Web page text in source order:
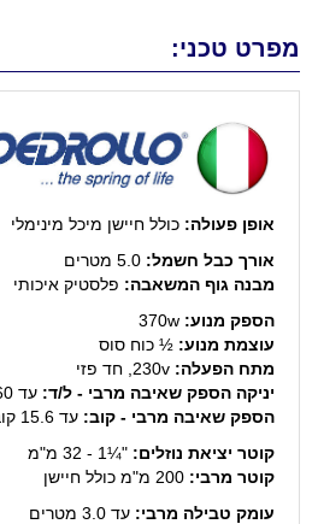
מפרט טכני:
אופן פעולה: כולל חיישן מיכל מינימלי
אורך כבל חשמל:
מבנה גוף המשאבה: פלסטיק איכותי
הספק מנוע:
עוצמת מנוע: ½ כוח סוס
מתח הפעלה: 230v, חד פזי
יניקה הספק שאיבה מרבי - ל/ד: עד 260 ליטר בדקה
הספק שאיבה מרבי - קוב: עד 15.6 קוב (מטר מעוקב לשעה)
קוטר יציאת נוזלים: "¼1 - 32 מ"מ
קוטר מרבי: 200 מ"מ כולל חיישן
עומק טבילה מרבי: עד 3.0 מטרים